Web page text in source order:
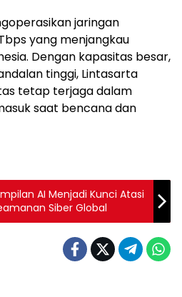
jaringan
yang menjangkau
Dengan kapasitas besar,
tinggi, Lintasarta
tetap terjaga dalam
saat bencana dan
AI Menjadi Kunci Atasi
Siber Global